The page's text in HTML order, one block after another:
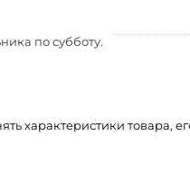
по субботу.
характеристики